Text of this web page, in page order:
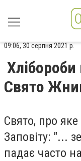
09:06, 30 серпня 2021 р.
Хлібороби
Свято
Свято, про
Заповіту: "...
падає часто